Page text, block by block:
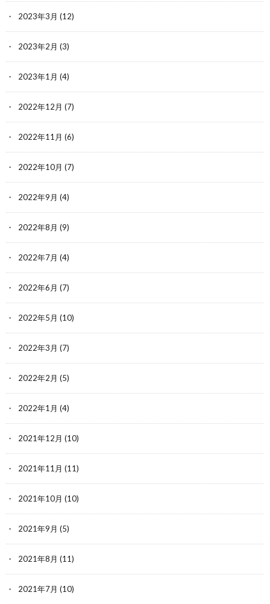
2023年3月 (12)
2023年2月 (3)
2023年1月 (4)
2022年12月 (7)
2022年11月 (6)
2022年10月 (7)
2022年9月 (4)
2022年8月 (9)
2022年7月 (4)
2022年6月 (7)
2022年5月 (10)
2022年3月 (7)
2022年2月 (5)
2022年1月 (4)
2021年12月 (10)
2021年11月 (11)
2021年10月 (10)
2021年9月 (5)
2021年8月 (11)
2021年7月 (10)